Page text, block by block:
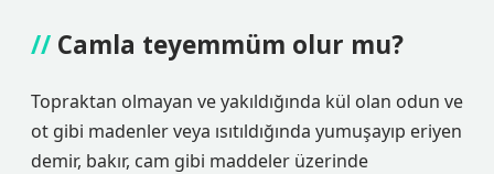
Camla teyemmüm olur mu?
Topraktan olmayan ve yakıldığında kül olan odun ve
ot gibi madenler veya ısıtıldığında yumuşayıp eriyen
demir, bakır, cam gibi maddeler üzerinde